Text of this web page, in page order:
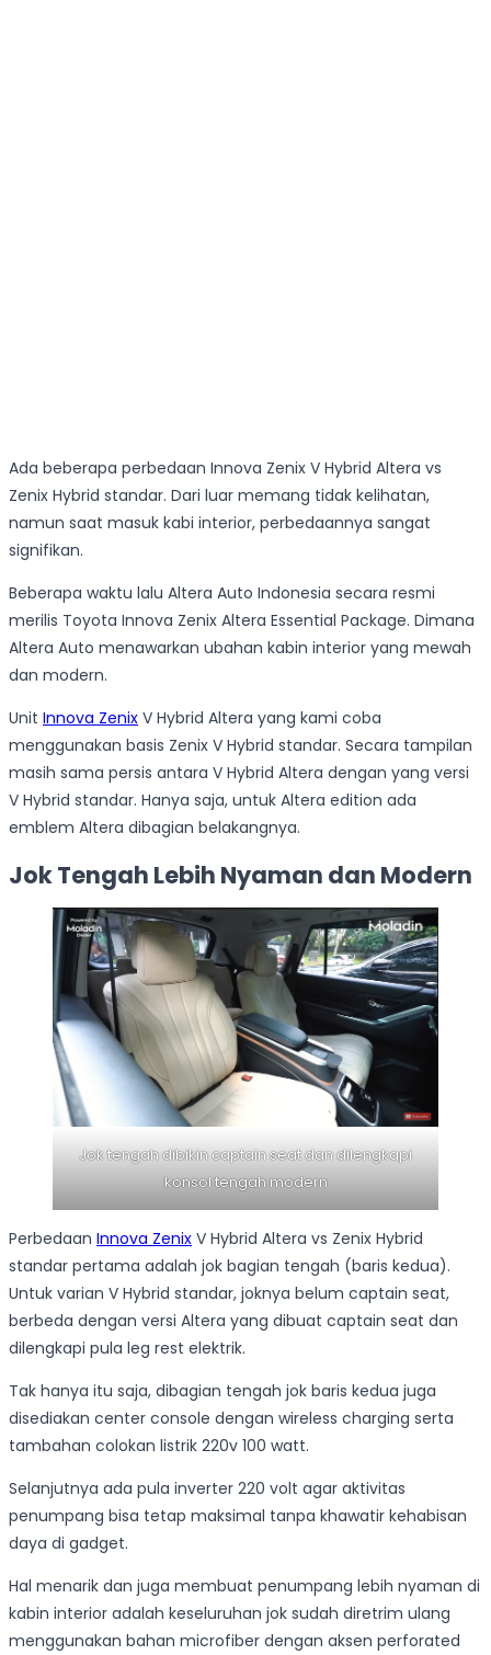
Ada beberapa perbedaan Innova Zenix V Hybrid Altera vs
Zenix Hybrid standar. Dari luar memang tidak kelihatan,
namun saat masuk kabi interior, perbedaannya sangat
signifikan.
Beberapa waktu lalu Altera Auto Indonesia secara resmi
merilis Toyota Innova Zenix Altera Essential Package. Dimana
Altera Auto menawarkan ubahan kabin interior yang mewah
dan modern.
Unit Innova Zenix V Hybrid Altera yang kami coba
menggunakan basis Zenix V Hybrid standar. Secara tampilan
masih sama persis antara V Hybrid Altera dengan yang versi
V Hybrid standar. Hanya saja, untuk Altera edition ada
emblem Altera dibagian belakangnya.
Jok Tengah Lebih Nyaman dan Modern
Jok tengah dibikin captain seat dan dilengkapi
konsol tengah modern
Perbedaan Innova Zenix V Hybrid Altera vs Zenix Hybrid
standar pertama adalah jok bagian tengah (baris kedua).
Untuk varian V Hybrid standar, joknya belum captain seat,
berbeda dengan versi Altera yang dibuat captain seat dan
dilengkapi pula leg rest elektrik.
Tak hanya itu saja, dibagian tengah jok baris kedua juga
disediakan center console dengan wireless charging serta
tambahan colokan listrik 220v 100 watt.
Selanjutnya ada pula inverter 220 volt agar aktivitas
penumpang bisa tetap maksimal tanpa khawatir kehabisan
daya di gadget.
Hal menarik dan juga membuat penumpang lebih nyaman di
kabin interior adalah keseluruhan jok sudah diretrim ulang
menggunakan bahan microfiber dengan aksen perforated